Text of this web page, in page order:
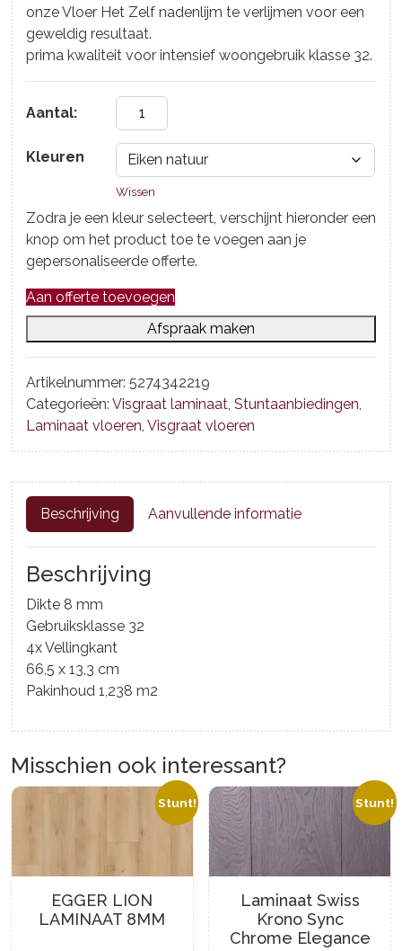
onze Vloer Het Zelf nadenlijm te verlijmen voor een
geweldig resultaat.
prima kwaliteit voor intensief woongebruik klasse 32.
Aantal:
Kleuren
Wissen
Zodra je een kleur selecteert, verschijnt hieronder een
knop om het product toe te voegen aan je
gepersonaliseerde offerte.
Aan offerte toevoegen
Afspraak maken
Artikelnummer: 5274342219
Categorieën: Visgraat laminaat, Stuntaanbiedingen,
Laminaat vloeren, Visgraat vloeren
Beschrijving Aanvullende informatie
Beschrijving
Dikte 8 mm
Gebruiksklasse 32
4x Vellingkant
66,5 x 13,3 cm
Pakinhoud 1,238 m2
Misschien ook interessant?
Stunt!
EGGER LION
LAMINAAT 8MM
Stunt!
Laminaat Swiss
Krono Sync
Chrome Elegance